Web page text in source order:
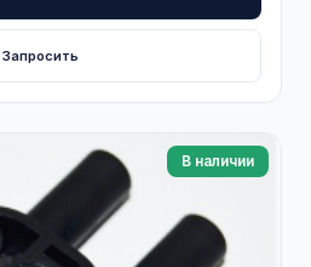
Запросить
В наличии